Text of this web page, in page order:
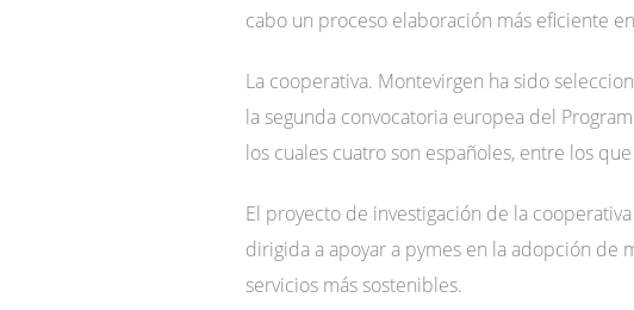
cabo un proceso elaboración más eficiente
La cooperativa. Montevirgen ha sido
la segunda convocatoria europea del
los cuales cuatro son españoles, entre los
El proyecto de investigación de la
dirigida a apoyar a pymes en la adopción
servicios más sostenibles.